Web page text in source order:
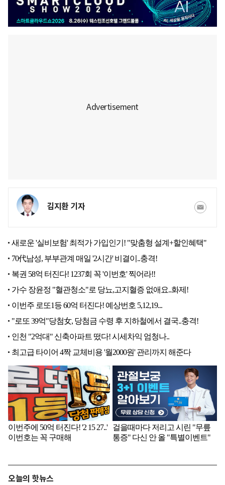
김지환 기자
오늘의 핫뉴스